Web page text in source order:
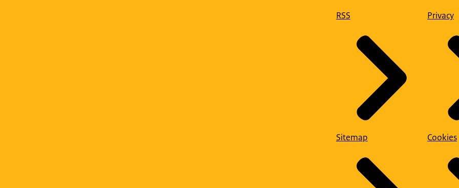
RSS
Sitemap
Privacy
Cookies